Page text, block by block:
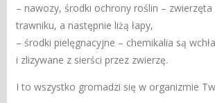
– nawozy, środki ochrony roślin –
trawniku, a następnie liżą łapy,
– środki pielęgnacyjne – chemikalia są
i zlizywane z sierści przez zwierzę.
I to wszystko gromadzi się w organizmie